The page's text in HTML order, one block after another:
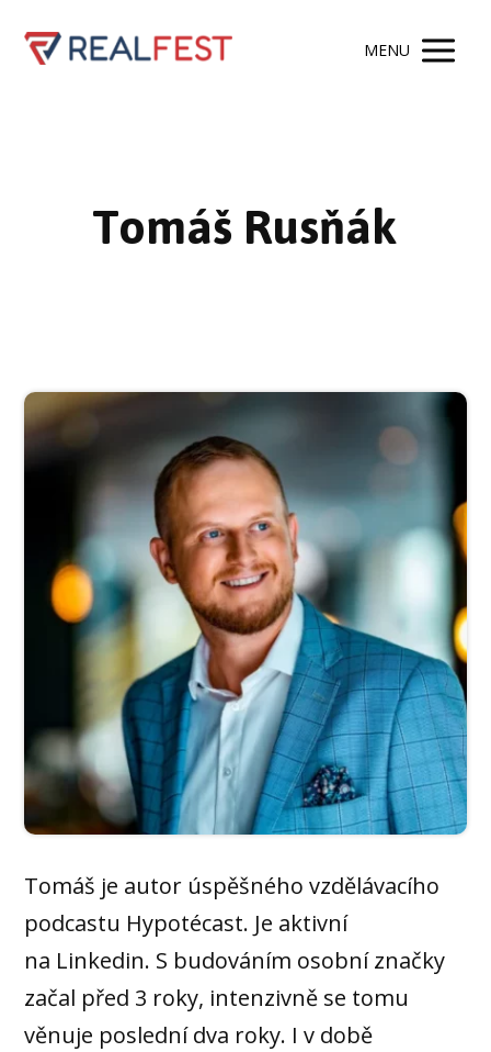
MENU
Tomáš Rusňák
Tomáš je autor úspěšného vzdělávacího
podcastu Hypotécast. Je aktivní
na Linkedin. S budováním osobní značky
začal před 3 roky, intenzivně se tomu
věnuje poslední dva roky. I v době